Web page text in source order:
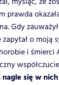
prawda
Gdy
o moją
i śmierci
się w nich